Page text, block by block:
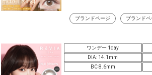
ブランドページ ブランドペ
ワンデー 1day
DIA: 14.1mm
BC 8.6mm